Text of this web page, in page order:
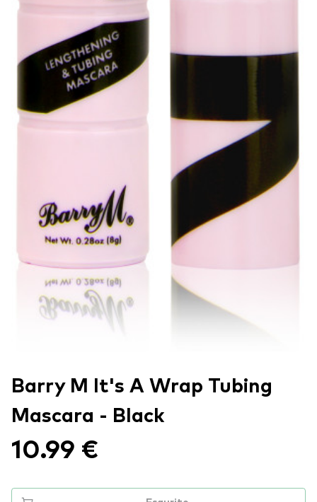
Barry M It's A Wrap Tubing
Mascara - Black
10.99 €